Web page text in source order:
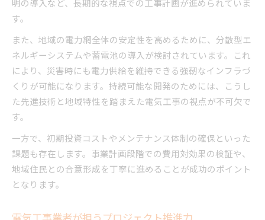
明の導入など、長期的な視点での工事計画が進められていま
す。
また、地域の電力網全体の安定性を高めるために、分散型エ
ネルギーシステムや蓄電池の導入が検討されています。これ
により、災害時にも電力供給を維持できる強靭なインフラづ
くりが可能になります。持続可能な開発のためには、こうし
た先進技術と地域特性を踏まえた電気工事の視点が不可欠で
す。
一方で、初期投資コストやメンテナンス体制の確保といった
課題も存在します。事業計画段階での費用対効果の検証や、
地域住民との合意形成を丁寧に進めることが成功のポイント
となります。